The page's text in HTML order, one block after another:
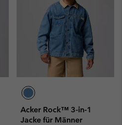
Acker Rock™ 3-in-1
Jacke für Männer